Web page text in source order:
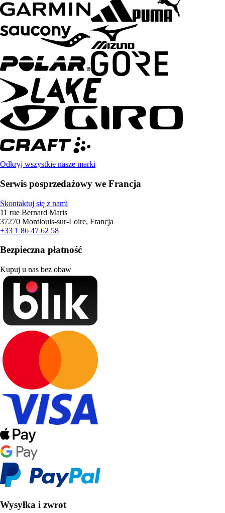
Odkryj wszystkie nasze marki
Serwis posprzedażowy we Francja
Skontaktuj się z nami
11 rue Bernard Maris
37270 Montlouis-sur-Loire, Francja
+33 1 86 47 62 58
Bezpieczna płatność
Kupuj u nas bez obaw
Wysyłka i zwrot